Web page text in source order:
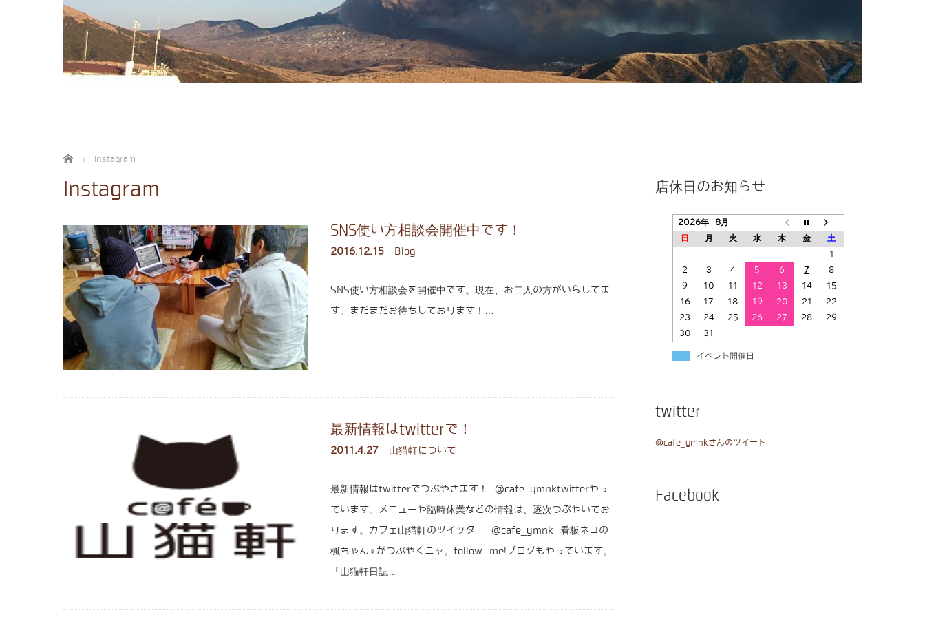
ホーム Instagram
Instagram
SNS使い方相談会開催中です！
2016.12.15 Blog
SNS使い方相談会を開催中です。現在、お二人の方がいらしてま
す。まだまだお待ちしております！…
最新情報はtwitterで！
2011.4.27 山猫軒について
最新情報はtwitterでつぶやきます！ @cafe_ymnktwitterやっ
ています。メニューや臨時休業などの情報は、逐次つぶやいてお
ります。カフェ山猫軒のツイッター @cafe_ymnk 看板ネコの
楓ちゃん♀がつぶやくニャ。follow me!ブログもやっています。
「山猫軒日誌…
店休日のお知らせ
2026年 8月
日
月 火 水 木 金
土
1
2
3 4 5 6 7
8
9
10 11 12 13 14
15
16
17 18 19 20 21
22
23
24 25 26 27 28
29
30
31
イベント開催日
twitter
@cafe_ymnkさんのツイート
Facebook